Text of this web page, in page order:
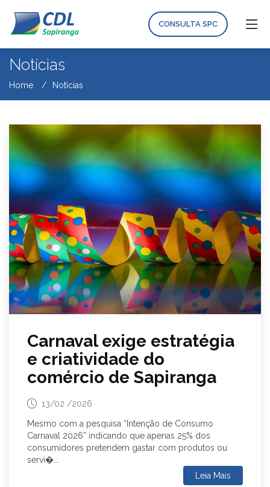
CONSULTA SPC
Notícias
Home Notícias
Carnaval exige estratégia
e criatividade do
comércio de Sapiranga
13/02 /2026
Mesmo com a pesquisa “Intenção de Consumo
Carnaval 2026” indicando que apenas 25% dos
consumidores pretendem gastar com produtos ou
servi�...
Leia Mais